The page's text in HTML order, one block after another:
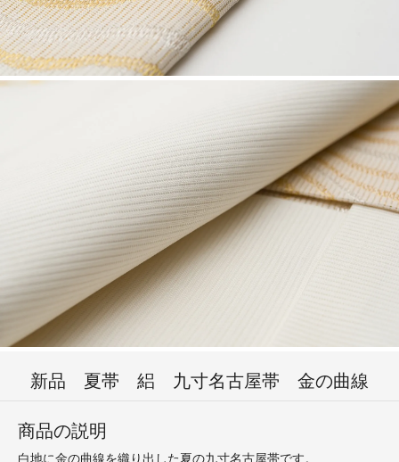
新品 夏帯 絽 九寸名古屋帯 金の曲線
商品の説明
白地に金の曲線を織り出した夏の九寸名古屋帯です。